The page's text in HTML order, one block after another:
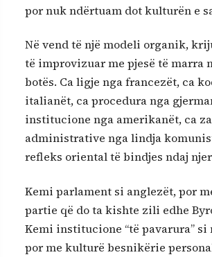
por nuk ndërtuam dot kulturën e
Në vend të një modeli organik,
të improvizuar me pjesë të marra
botës. Ca ligje nga francezët, ca
italianët, ca procedura nga
institucione nga amerikanët, ca
administrative nga lindja
refleks oriental të bindjes ndaj
Kemi parlament si anglezët, por
partie që do ta kishte zili edhe
Kemi institucione “të pavarura” si
por me kulturë besnikërie